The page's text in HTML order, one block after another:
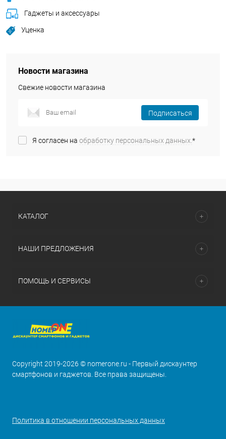
Гаджеты и аксессуары
Уценка
Новости магазина
Свежие новости магазина
Подписаться
Я согласен на обработку персональных данных. *
КАТАЛОГ
НАШИ ПРЕДЛОЖЕНИЯ
ПОМОЩЬ И СЕРВИСЫ
Copyright 2019-2026 © nomerone.ru - Первый дискаунтер
смартфонов и гаджетов. Все права защищены.
Политика в отношении персональных данных